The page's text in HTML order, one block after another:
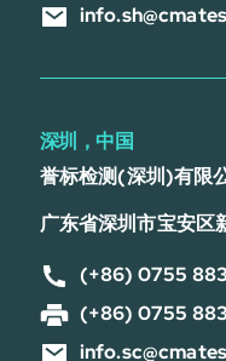
深圳，中国
誉标检测(深圳)有限
广东省深圳市宝安区
(+86) 0755
(+86) 0755